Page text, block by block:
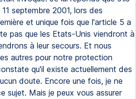
septembre 2001, lors des
et unique fois que l'article 5 a
pas que les Etats-Unis viendront à
à leur secours. Et nous
autres pour notre protection
qu'il existe actuellement des
doute. Encore une fois, je ne
sujet. Mais je peux vous assurer